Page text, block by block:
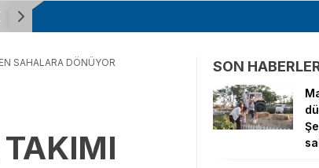
kadınlar için ücretsiz yüzme kursu devam ediyor
SAHALARA DÖNÜYOR
TAKIMI
SON